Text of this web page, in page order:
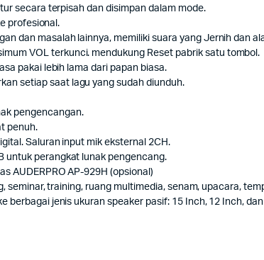
secara terpisah dan disimpan dalam mode.
profesional.
dan masalah lainnya, memiliki suara yang Jernih dan
VOL terkunci. mendukung Reset pabrik satu tombol.
pakai lebih lama dari papan biasa.
setiap saat lagu yang sudah diunduh.
pengencangan.
penuh.
Saluran input mik eksternal 2CH.
untuk perangkat lunak pengencang.
AUDERPRO AP-929H (opsional)
training, ruang multimedia, senam, upacara,
berbagai jenis ukuran speaker pasif: 15 Inch, 12 Inch,